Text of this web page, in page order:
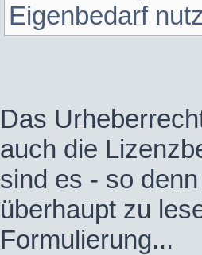
Eigenbedarf
Das
auch die
sind es - so
überhaupt zu
Formulierung...